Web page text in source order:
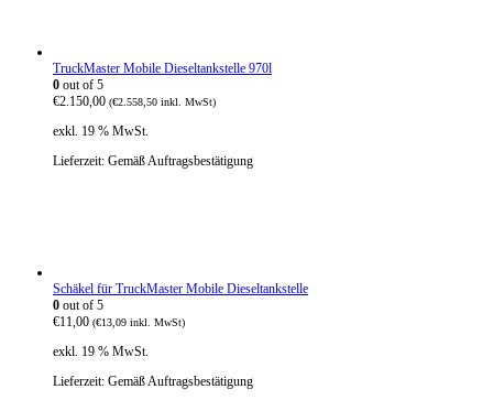
TruckMaster Mobile Dieseltankstelle 970l
0 out of 5
€2.150,00 (€2.558,50 inkl. MwSt)
exkl. 19 % MwSt.
Lieferzeit: Gemäß Auftragsbestätigung
Schäkel für TruckMaster Mobile Dieseltankstelle
0 out of 5
€11,00 (€13,09 inkl. MwSt)
exkl. 19 % MwSt.
Lieferzeit: Gemäß Auftragsbestätigung